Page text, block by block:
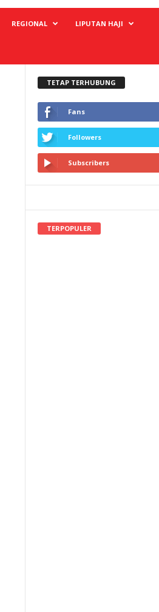
REGIONAL LIPUTAN HAJI
TETAP TERHUBUNG
Fans
Followers
Subscribers
TERPOPULER